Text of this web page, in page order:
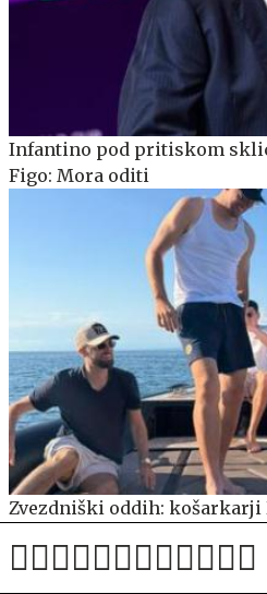
Infantino pod pritiskom
Figo: Mora oditi
Zvezdniški oddih: košarkarji